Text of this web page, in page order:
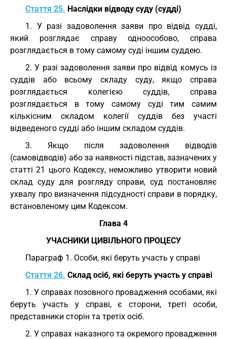
Стаття 25. Наслідки відводу суду (судді)
1. У разі задоволення заяви про відвід судді,
який розглядає справу одноособово, справа
розглядається в тому самому суді іншим суддею.
2. У разі задоволення заяви про відвід комусь із
суддів або всьому складу суду, якщо справа
розглядається колегією суддів, справа
розглядається в тому самому суді тим самим
кількісним складом колегії суддів без участі
відведеного судді або іншим складом суддів.
3. Якщо після задоволення відводів
(самовідводів) або за наявності підстав, зазначених у
статті 21 цього Кодексу, неможливо утворити новий
склад суду для розгляду справи, суд постановляє
ухвалу про визначення підсудності справи в порядку,
встановленому цим Кодексом.
Глава 4
УЧАСНИКИ ЦИВІЛЬНОГО ПРОЦЕСУ
Параграф 1. Особи, які беруть участь у справі
Стаття 26. Склад осіб, які беруть участь у справі
1. У справах позовного провадження особами, які
беруть участь у справі, є сторони, треті особи,
представники сторін та третіх осіб.
2. У справах наказного та окремого провадження